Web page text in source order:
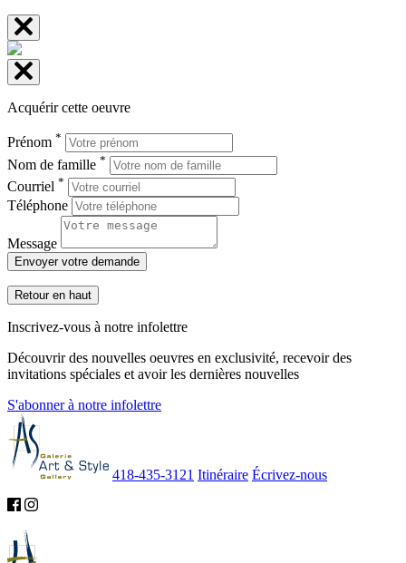
Acquérir cette oeuvre
Prénom *
Nom de famille *
Courriel *
Téléphone
Message
Envoyer votre demande
Retour en haut
Inscrivez-vous à notre infolettre
Découvrir des nouvelles oeuvres en exclusivité, recevoir des
invitations spéciales et avoir les dernières nouvelles
S'abonner à notre infolettre
418-435-3121 Itinéraire Écrivez-nous